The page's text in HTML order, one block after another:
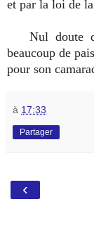
et par la loi de
Nul doute
beaucoup de
pour son
à 17:33
Partager
‹